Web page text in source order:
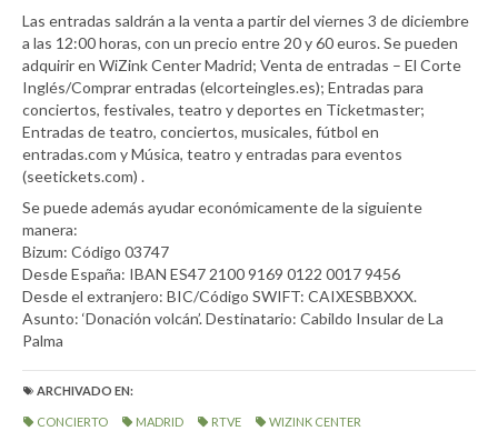
Las entradas saldrán a la venta a partir del viernes 3 de diciembre
a las 12:00 horas, con un precio entre 20 y 60 euros. Se pueden
adquirir en WiZink Center Madrid; Venta de entradas – El Corte
Inglés/Comprar entradas (elcorteingles.es); Entradas para
conciertos, festivales, teatro y deportes en Ticketmaster;
Entradas de teatro, conciertos, musicales, fútbol en
entradas.com y Música, teatro y entradas para eventos
(seetickets.com) .
Se puede además ayudar económicamente de la siguiente
manera:
Bizum: Código 03747
Desde España: IBAN ES47 2100 9169 0122 0017 9456
Desde el extranjero: BIC/Código SWIFT: CAIXESBBXXX.
Asunto: ‘Donación volcán’. Destinatario: Cabildo Insular de La
Palma
ARCHIVADO EN:
CONCIERTO MADRID RTVE WIZINK CENTER